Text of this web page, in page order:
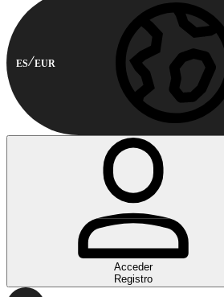
ES EUR
Acceder
Registro